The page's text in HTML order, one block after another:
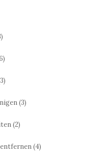
(3)
(2)
(4)